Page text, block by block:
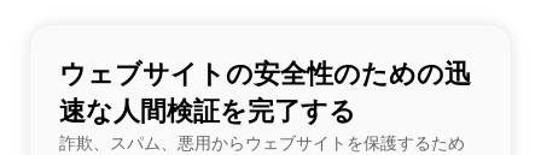
ウェブサイトの安全性のための迅
速な人間検証を完了する
詐欺、スパム、悪用からウェブサイトを保護するため